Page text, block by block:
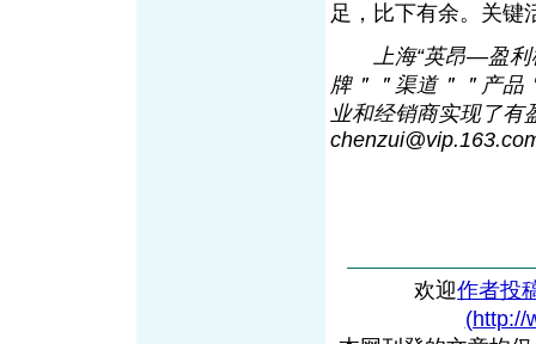
足，比下有余。关键
上海“英昂—盈利
牌＂＂渠道＂＂产品
业和经销商实现了有
chenzui@vip.163
欢迎作者投
(http://